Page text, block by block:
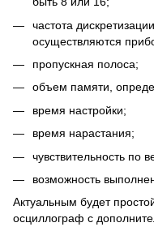
частота
осуществляются
пропускная полоса;
объем памяти,
время настройки;
время нарастания;
чувствительность по
возможность
Актуальным будет
осциллограф с